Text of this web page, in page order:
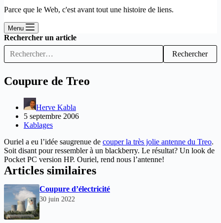
Parce que le Web, c'est avant tout une histoire de liens.
Menu
Rechercher un article
Rechercher
Coupure de Treo
Herve Kabla
5 septembre 2006
Kablages
Ouriel a eu l’idée saugrenue de couper la très jolie antenne du Treo.
Soit disant pour ressembler à un blackberry. Le résultat? Un look de
Pocket PC version HP. Ouriel, rend nous l’antenne!
Articles similaires
Coupure d’électricité
30 juin 2022